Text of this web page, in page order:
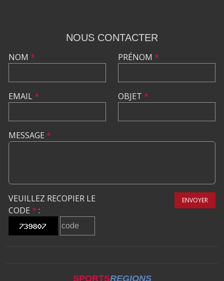
NOUS CONTACTER
NOM *
EMAIL*
PRÉNOM *
OBJET *
MESSAGE *
VEUILLEZ RECOPIER LE
CODE * :
ENVOYER
SPORTSREGIONS